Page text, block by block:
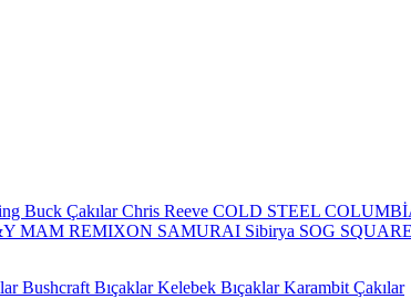
Buck ÇakılarChris Reeve COLD STEEL
MAM REMIXON SAMURAI Sibirya SOG SQUARE
Bushcraft BıçaklarKelebek BıçaklarKarambit Çakılar